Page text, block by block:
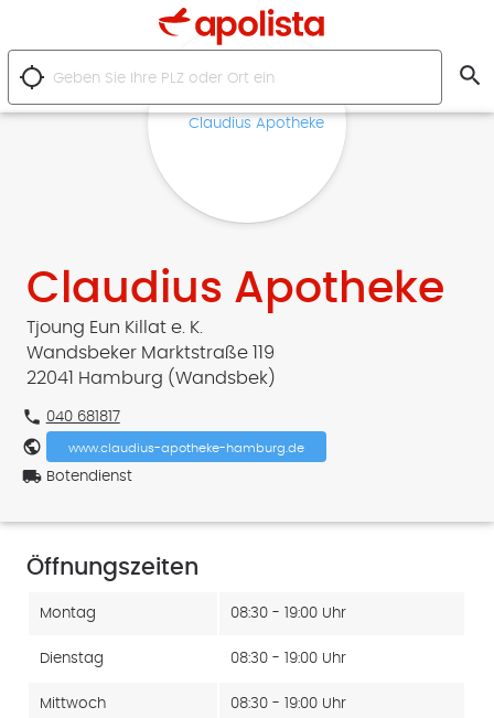
location_searching search
Claudius Apotheke
Tjoung Eun Killat e. K.
Wandsbeker Marktstraße 119
22041 Hamburg (Wandsbek)
phone 040 681817
public www.claudius-apotheke-hamburg.de
local_shipping Botendienst
Öffnungszeiten
Montag 08:30 - 19:00 Uhr
Dienstag 08:30 - 19:00 Uhr
Mittwoch 08:30 - 19:00 Uhr